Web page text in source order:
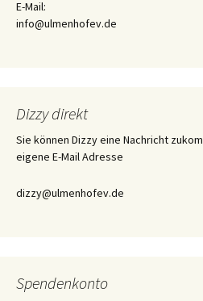
E-Mail:
info@ulmenhofev.de
Dizzy direkt
Sie können Dizzy eine Nachricht
eigene E-Mail Adresse
dizzy@ulmenhofev.de
Spendenkonto